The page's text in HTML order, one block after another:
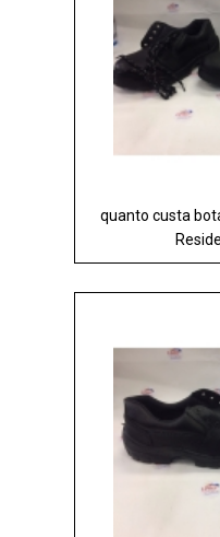
quanto custa